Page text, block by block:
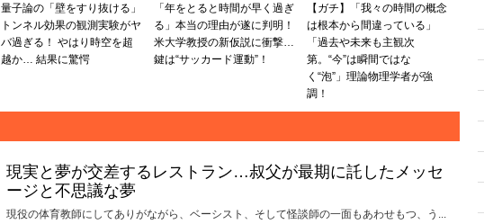
量子論の「壁をすり抜ける」
トンネル効果の観測実験がヤ
バ過ぎる！ やはり時空を超
越か… 結果に驚愕
「年をとると時間が早く過ぎ
る」本当の理由が遂に判明！
米大学教授の新仮説に衝撃…
鍵は“サッカード運動”！
【ガチ】「我々の時間の概念
は根本から間違っている」
「過去や未来も主観次
第。“今”は瞬間ではな
く“泡”」理論物理学者が強
調！
現実と夢が交差するレストラン…叔父が最期に託したメッセ
ージと不思議な夢
現役の体育教師にしてありがながら、ベーシスト、そして怪談師の一面もあわせもつ、う...